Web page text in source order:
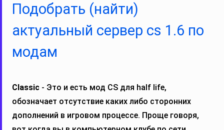
Подобрать (найти)
актуальный сервер cs 1.6 по
модам
Classic - Это и есть мод CS для half life,
обозначает отсутствие каких либо сторонних
дополнений в игровом процессе. Проще говоря,